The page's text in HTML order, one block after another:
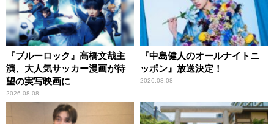
『ブルーロック』高橋文哉主
演、大人気サッカー漫画が待
望の実写映画に
2026.08.08
『中島健人のオールナイトニ
ッポン』放送決定！
2026.08.08